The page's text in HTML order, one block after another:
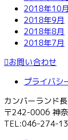
2018年10月
2018年9月
2018年8月
2018年7月
お問い合わせ
プライバシ
カンバーランド
〒242-0006 神
TEL:046-274-